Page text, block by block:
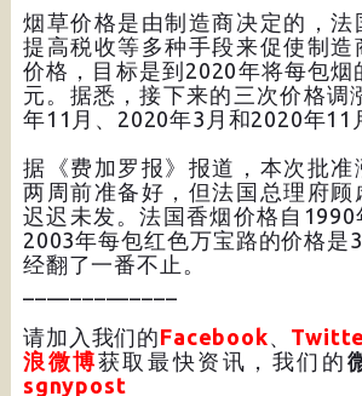
烟草价格是由制造商决定的，法
提高税收等多种手段来促使制造
价格，目标是到2020年将每包烟
元。据悉，接下来的三次价格调
年11月、2020年3月和2020年11
据《费加罗报》报道，本次批准
两周前准备好，但法国总理府顾
迟迟未发。法国香烟价格自1990
2003年每包红色万宝路的价格是
经翻了一番不止。
请加入我们的Facebook、
浪微博获取最快资讯，我们的
sgnypost